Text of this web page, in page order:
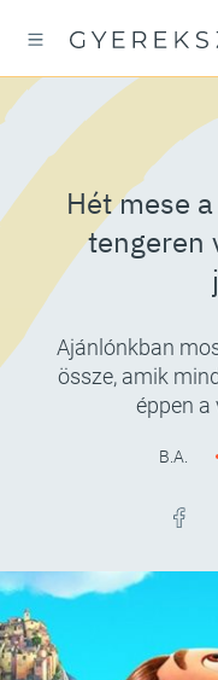
Hét mese
tengeren
Ajánlónkban
össze, amik
éppen
B.A.